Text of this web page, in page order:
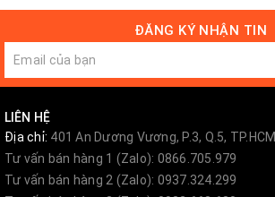
ĐĂNG KÝ NHẬN TIN
LIÊN HỆ
Địa chỉ: 401 An Dương Vương, P.3, Q.5, TP.HCM
Tư vấn bán hàng 1 (Zalo): 0866.705.979
Tư vấn bán hàng 2 (Zalo): 0937.324.299